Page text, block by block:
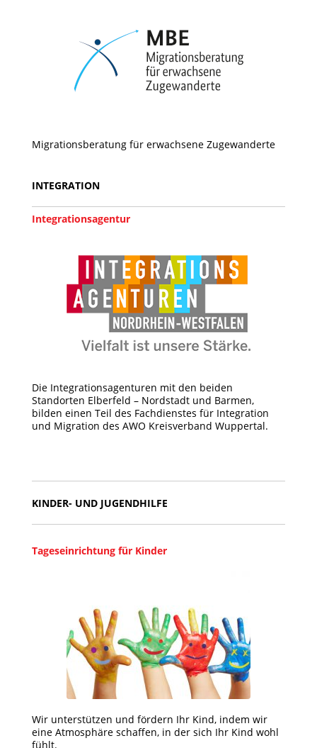
Migrationsberatung für erwachsene Zugewanderte
INTEGRATION
Integrationsagentur
Die Integrationsagenturen mit den beiden
Standorten Elberfeld – Nordstadt und Barmen,
bilden einen Teil des Fachdienstes für Integration
und Migration des AWO Kreisverband Wuppertal.
KINDER- UND JUGENDHILFE
Tageseinrichtung für Kinder
Wir unterstützen und fördern Ihr Kind, indem wir
eine Atmosphäre schaffen, in der sich Ihr Kind wohl
fühlt.